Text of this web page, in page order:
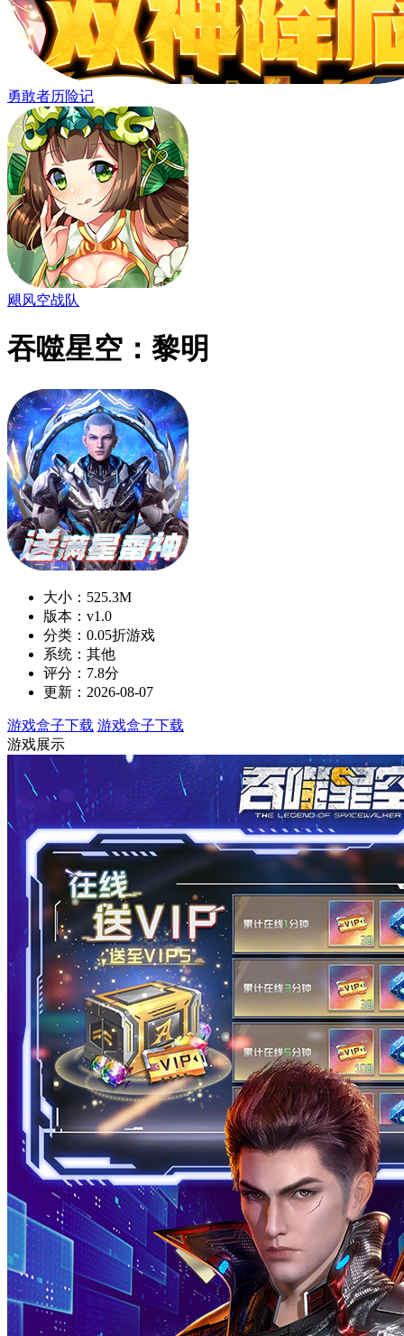
勇敢者历险记
飓风空战队
吞噬星空：黎明
大小：525.3M
版本：v1.0
分类：0.05折游戏
系统：其他
评分：7.8分
更新：2026-08-07
游戏盒子下载 游戏盒子下载
游戏展示